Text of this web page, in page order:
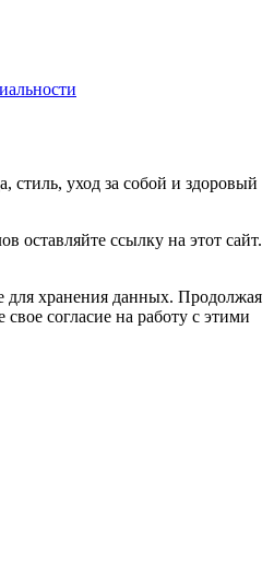
стиль, уход за собой и здоровый
оставляйте ссылку на этот сайт.
для хранения данных. Продолжая
свое согласие на работу с этими